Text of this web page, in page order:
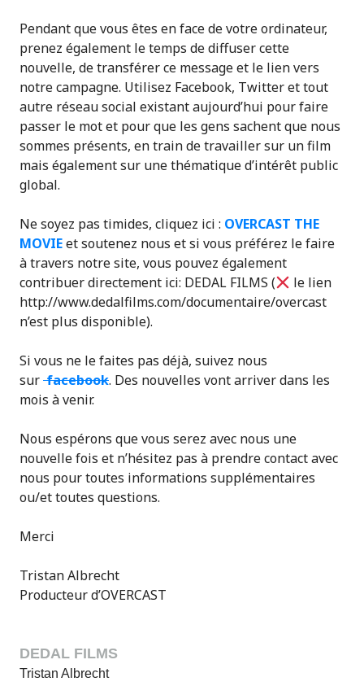
Pendant que vous êtes en face de votre ordinateur,
prenez également le temps de diffuser cette
nouvelle, de transférer ce message et le lien vers
notre campagne. Utilisez Facebook, Twitter et tout
autre réseau social existant aujourd’hui pour faire
passer le mot et pour que les gens sachent que nous
sommes présents, en train de travailler sur un film
mais également sur une thématique d’intérêt public
global.
Ne soyez pas timides, cliquez ici : OVERCAST THE
MOVIEet soutenez nous et si vous préférez le faire
à travers notre site, vous pouvez également
contribuer directement ici: DEDAL FILMS (
le lien
http://www.dedalfilms.com/documentaire/overcast
n’est plus disponible).
Si vous ne le faites pas déjà, suivez nous
surfacebook. Des nouvelles vont arriver dans les
mois à venir.
Nous espérons que vous serez avec nous une
nouvelle fois et n’hésitez pas à prendre contact avec
nous pour toutes informations supplémentaires
ou/et toutes questions.
Merci
Tristan Albrecht
Producteur d’OVERCAST
DEDAL FILMS
Tristan Albrecht